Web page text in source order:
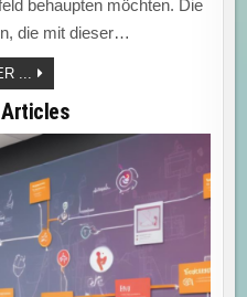
behaupten möchten. Die
die mit dieser…
... „NACHHALTIGE
GOVERNANCE:
DIGITALE
COMPLIANCE
STÄRKT
FÜR
DIE
ZUKUNFT.“